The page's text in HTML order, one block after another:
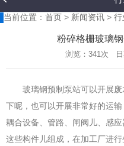
当前位置： 首页 > 新闻资讯 > 行
粉碎格栅玻璃
浏览： 341次 日
玻璃钢预制泵站可以开展
下呢，也可以开展非常好的运
耦合设备、管路、闸阀儿、感
这些构件儿组成，在加工厂进